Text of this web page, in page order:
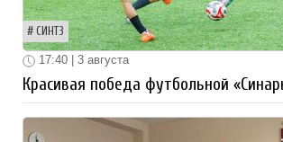
СИНТЗ
17:40 | 3 августа
Красивая победа футбольной